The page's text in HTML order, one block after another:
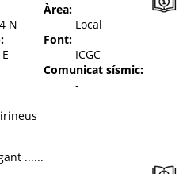
N
Àrea:
Local
Font:
ICGC
Comunicat sísmic:
-
......